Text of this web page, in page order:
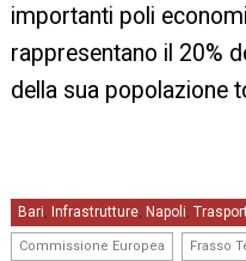
importanti poli
rappresentano il 20%
della sua popolazione
Bari, Infrastrutture, Napoli,
Commissione Europea Frasso